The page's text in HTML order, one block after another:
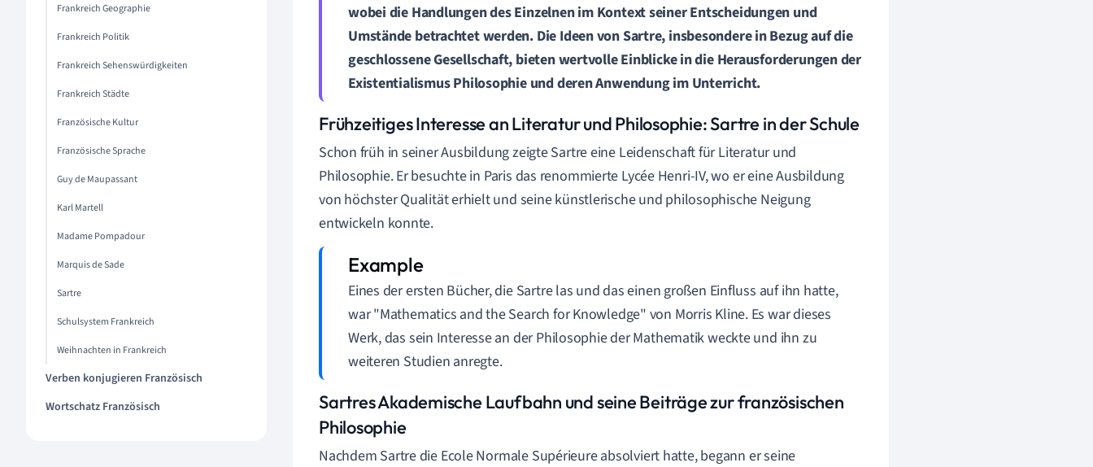
Frankreich Geographie
Frankreich Politik
Frankreich Sehenswürdigkeiten
Frankreich Städte
Französische Kultur
Französische Sprache
Guy de Maupassant
Karl Martell
Madame Pompadour
Marquis de Sade
Sartre
Schulsystem Frankreich
Weihnachten in Frankreich
Verben konjugieren Französisch
Wortschatz Französisch
wobei die Handlungen des Einzelnen im Kontext seiner Entscheidungen und
Umstände betrachtet werden. Die Ideen von Sartre, insbesondere in Bezug auf die
geschlossene Gesellschaft, bieten wertvolle Einblicke in die Herausforderungen der
Existentialismus Philosophie und deren Anwendung im Unterricht.
Frühzeitiges Interesse an Literatur und Philosophie: Sartre in der Schule
Schon früh in seiner Ausbildung zeigte Sartre eine Leidenschaft für Literatur und
Philosophie. Er besuchte in Paris das renommierte Lycée Henri-IV, wo er eine Ausbildung
von höchster Qualität erhielt und seine künstlerische und philosophische Neigung
entwickeln konnte.
Eines der ersten Bücher, die Sartre las und das einen großen Einfluss auf ihn hatte,
war "Mathematics and the Search for Knowledge" von Morris Kline. Es war dieses
Werk, das sein Interesse an der Philosophie der Mathematik weckte und ihn zu
weiteren Studien anregte.
Sartres Akademische Laufbahn und seine Beiträge zur französischen
Philosophie
Nachdem Sartre die Ecole Normale Supérieure absolviert hatte, begann er seine